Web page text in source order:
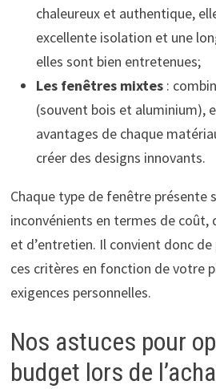
chaleureux et authentique,
excellente isolation et une
elles sont bien entretenues;
Les fenêtres mixtes:
(souvent bois et aluminium),
avantages de chaque
créer des designs innovants.
Chaque type de fenêtre présente
inconvénients en termes de coût,
et d’entretien. Il convient donc
ces critères en fonction de votre
exigences personnelles.
Nos astuces pour
budget lors de